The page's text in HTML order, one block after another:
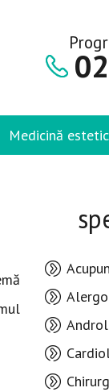
Medicină
Chirurg